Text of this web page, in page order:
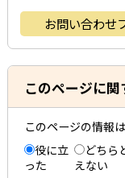
お問い合わせ
このページに
このページの情報
役に立
った
どちら
えない